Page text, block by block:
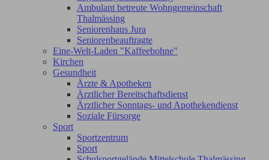
Ambulant betreute Wohngemeinschaft
Thalmässing
Seniorenhaus Jura
Seniorenbeauftragte
Eine-Welt-Laden "Kaffeebohne"
Kirchen
Gesundheit
Ärzte & Apotheken
Ärztlicher Bereitschaftsdienst
Ärztlicher Sonntags- und Apothekendienst
Soziale Fürsorge
Sport
Sportzentrum
Sport